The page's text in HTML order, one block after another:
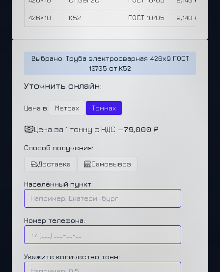
426×10 К52 ГОСТ 10705 9,140 ₽
Выбрано: Труба электросварная 426х9 ГОСТ
10705 ст.К52
Уточнить онлайн:
Цена в: Метрах Тоннах
Цена за 1 тонну с НДС —79,000 ₽
Способ получения:
Доставка
Самовывоз
Населённый пункт:
Номер телефона:
Укажите количество тонн: